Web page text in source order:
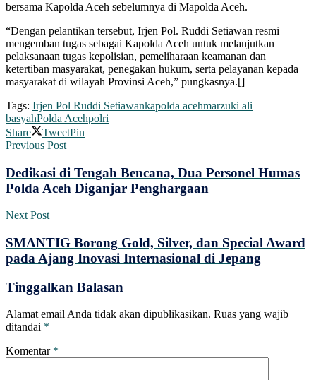
bersama Kapolda Aceh sebelumnya di Mapolda Aceh.
“Dengan pelantikan tersebut, Irjen Pol. Ruddi Setiawan resmi
mengemban tugas sebagai Kapolda Aceh untuk melanjutkan
pelaksanaan tugas kepolisian, pemeliharaan keamanan dan
ketertiban masyarakat, penegakan hukum, serta pelayanan kepada
masyarakat di wilayah Provinsi Aceh,” pungkasnya.[]
Tags: Irjen Pol Ruddi Setiawankapolda acehmarzuki ali
basyahPolda Acehpolri
Share
TweetPin
Previous Post
Dedikasi di Tengah Bencana, Dua Personel Humas
Polda Aceh Diganjar Penghargaan
Next Post
SMANTIG Borong Gold, Silver, dan Special Award
pada Ajang Inovasi Internasional di Jepang
Tinggalkan Balasan
Alamat email Anda tidak akan dipublikasikan. Ruas yang wajib
ditandai *
Komentar *